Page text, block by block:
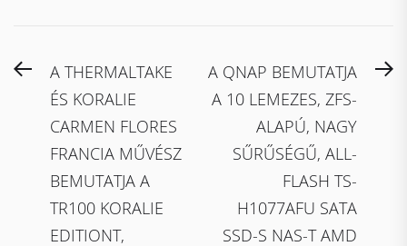
Bejegyzés
navigáció
PreviousA THERMALTAKE
ÉS KORALIE
CARMEN FLORES
FRANCIA MŰVÉSZ
BEMUTATJA A
TR100 KORALIE
EDITIONT,
A QNAP BEMUTATJA
A 10 LEMEZES, ZFS-
ALAPÚ, NAGY
SŰRŰSÉGŰ, ALL-
FLASH TS-
H1077AFU SATA
SSD-S NAS-T AMD